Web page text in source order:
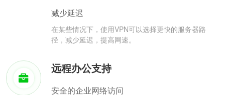
减少延迟
在某些情况下，使用VPN可以选择更快的服务器路
径，减少延迟，提高网速。
远程办公支持
安全的企业网络访问